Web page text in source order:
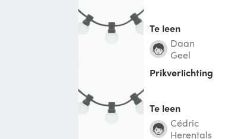
Te leen
Daan
Geel
Prikverlichting
Te leen
Cédric
Herentals